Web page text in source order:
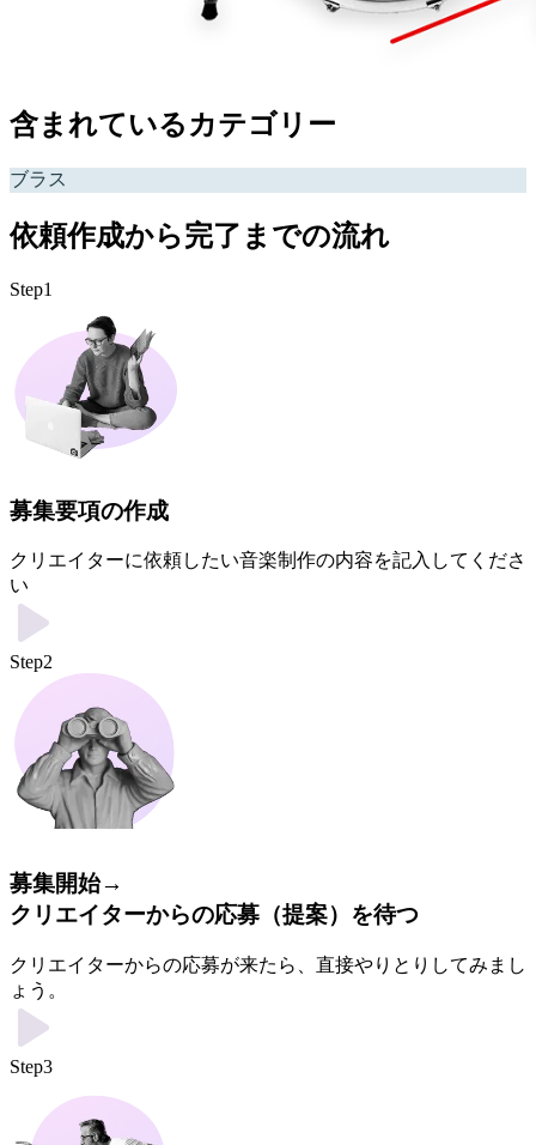
含まれているカテゴリー
ブラス
依頼作成から完了までの流れ
Step1
募集要項の作成
クリエイターに依頼したい音楽制作の内容を記入してくださ
い
Step2
募集開始→
クリエイターからの応募（提案）を待つ
クリエイターからの応募が来たら、直接やりとりしてみまし
ょう。
Step3